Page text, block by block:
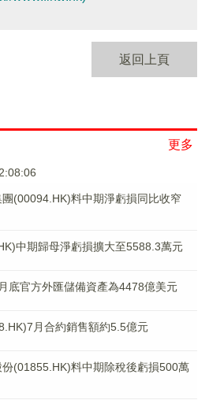
返回上頁
更多
團(00094.HK)料中期淨虧損同比收窄
中期歸母淨虧損擴大至5588.3萬元
底官方外匯儲備資產為4478億美元
月合約銷售額約5.5億元
份(01855.HK)料中期除稅後虧損500萬